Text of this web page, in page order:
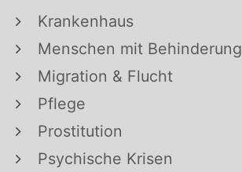
Krankenhaus
Menschen mit Behinderung
Migration & Flucht
Pflege
Prostitution
Psychische Krisen